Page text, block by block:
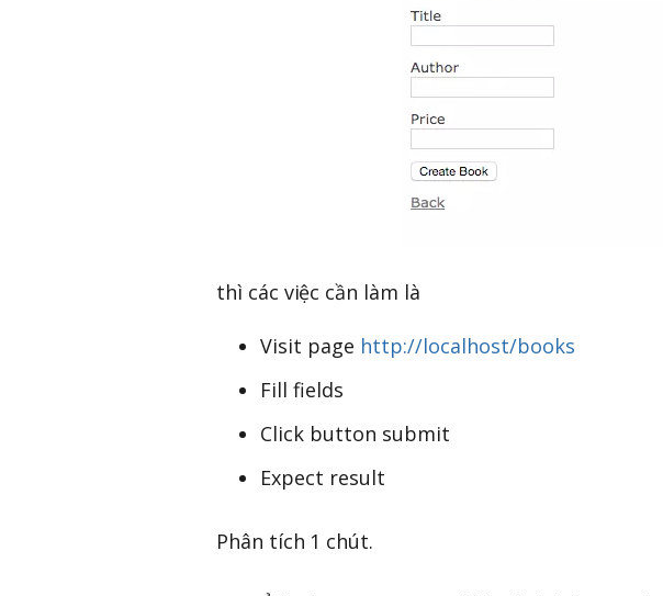
thì các việc cần làm là
Visit page http://localhost/books
Fill fields
Click button submit
Expect result
Phân tích 1 chút.